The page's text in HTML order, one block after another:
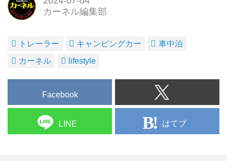
カーネル編集部
トレーラー キャンピングカー
車中泊
カーネル
lifestyle
Facebook
LINE はてブ